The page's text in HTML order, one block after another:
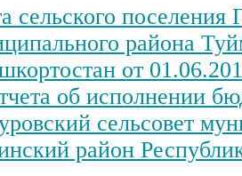
сельского поселения
района
от
об исполнении
сельсовет
район